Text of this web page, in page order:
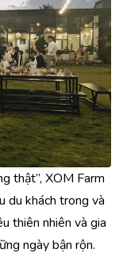
thật”, XOM Farm
du khách trong và
thiên nhiên và gia
ngày bận rộn.